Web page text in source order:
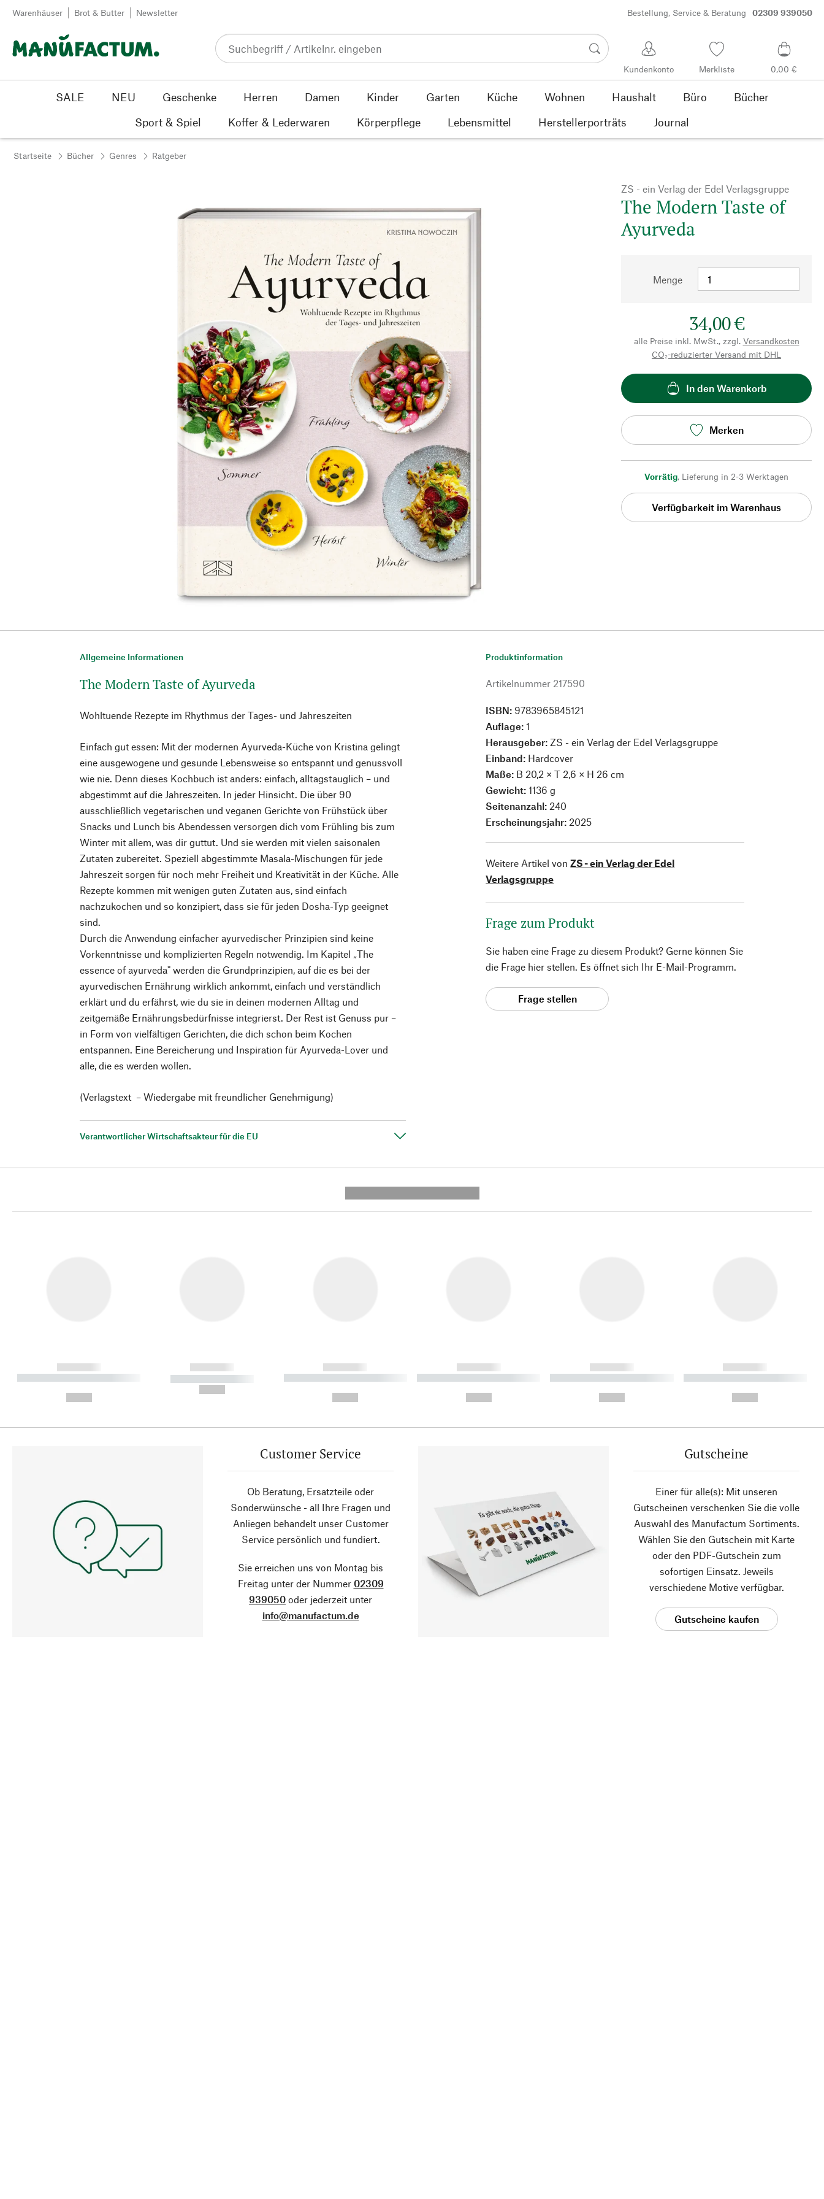
Zum Inhalt springen
Warenhäuser Brot & Butter Newsletter Bestellung, Service & Beratung 02309 939050
Kundenkonto Merkliste 0,00 €
SALE NEU Geschenke Herren Damen Kinder Garten Küche Wohnen Haushalt Büro
Bücher
Sport & Spiel
Koffer & Lederwaren Körperpflege Lebensmittel Herstellerporträts Journal
Startseite Bücher Genres Ratgeber
ZS - ein Verlag der Edel Verlagsgruppe
The Modern Taste of
Ayurveda
Menge
34,00 €
alle Preise inkl. MwSt., zzgl. Versandkosten
CO₂-reduzierter Versand mit DHL
In den Warenkorb
Merken
Vorrätig, Lieferung in 2-3 Werktagen
Verfügbarkeit im Warenhaus
Allgemeine Informationen
The Modern Taste of Ayurveda
Wohltuende Rezepte im Rhythmus der Tages- und Jahreszeiten
Einfach gut essen: Mit der modernen Ayurveda-Küche von Kristina gelingt
eine ausgewogene und gesunde Lebensweise so entspannt und genussvoll
wie nie. Denn dieses Kochbuch ist anders: einfach, alltagstauglich – und
abgestimmt auf die Jahreszeiten. In jeder Hinsicht. Die über 90
ausschließlich vegetarischen und veganen Gerichte von Frühstück über
Snacks und Lunch bis Abendessen versorgen dich vom Frühling bis zum
Winter mit allem, was dir guttut. Und sie werden mit vielen saisonalen
Zutaten zubereitet. Speziell abgestimmte Masala-Mischungen für jede
Jahreszeit sorgen für noch mehr Freiheit und Kreativität in der Küche. Alle
Rezepte kommen mit wenigen guten Zutaten aus, sind einfach
nachzukochen und so konzipiert, dass sie für jeden Dosha-Typ geeignet
sind.
Durch die Anwendung einfacher ayurvedischer Prinzipien sind keine
Vorkenntnisse und komplizierten Regeln notwendig. Im Kapitel „The
essence of ayurveda" werden die Grundprinzipien, auf die es bei der
ayurvedischen Ernährung wirklich ankommt, einfach und verständlich
erklärt und du erfährst, wie du sie in deinen modernen Alltag und
zeitgemäße Ernährungsbedürfnisse integrierst. Der Rest ist Genuss pur –
in Form von vielfältigen Gerichten, die dich schon beim Kochen
entspannen. Eine Bereicherung und Inspiration für Ayurveda-Lover und
alle, die es werden wollen.
(Verlagstext – Wiedergabe mit freundlicher Genehmigung)
Verantwortlicher Wirtschaftsakteur für die EU
Produktinformation
Artikelnummer 217590
ISBN: 9783965845121
Auflage:1
Herausgeber: ZS - ein Verlag der Edel Verlagsgruppe
Einband: Hardcover
Maße: B 20,2 × T 2,6 × H 26 cm
Gewicht:1136 g
Seitenanzahl: 240
Erscheinungsjahr: 2025
Weitere Artikel von ZS - ein Verlag der Edel
Verlagsgruppe
Frage zum Produkt
Sie haben eine Frage zu diesem Produkt? Gerne können Sie
die Frage hier stellen. Es öffnet sich Ihr E-Mail-Programm.
Frage stellen
------------
----------- ----------- ----------
------------
----------- -----------
------------
----------- ----------- ----------
------------
----------- ----------- ----------
------------
----------- ----------- ----------
------------
----------- ----------- ----------
Customer Service
Ob Beratung, Ersatzteile oder
Sonderwünsche - all Ihre Fragen und
Anliegen behandelt unser Customer
Service persönlich und fundiert.
Sie erreichen uns von Montag bis
Freitag unter der Nummer 02309
939050 oder jederzeit unter
info@manufactum.de
Gutscheine
Einer für alle(s): Mit unseren
Gutscheinen verschenken Sie die volle
Auswahl des Manufactum Sortiments.
Wählen Sie den Gutschein mit Karte
oder den PDF-Gutschein zum
sofortigen Einsatz. Jeweils
verschiedene Motive verfügbar.
Gutscheine kaufen